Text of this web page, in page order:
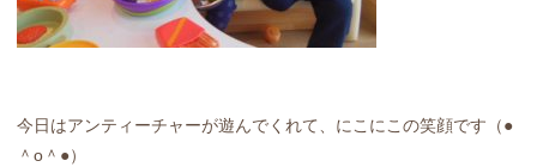
今日はアンティーチャーが遊んでくれて、にこにこの笑顔です（●
＾o＾●）